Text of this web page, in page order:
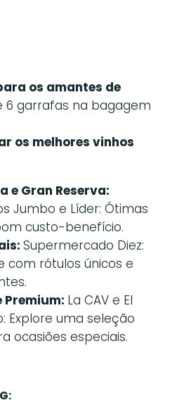
os amantes de
6 garrafas na bagagem
os melhores vinhos
e Gran Reserva:
Jumbo e Líder: Ótimas
custo-benefício.
Supermercado Diez:
com rótulos únicos e
Premium: La CAV e El
Explore uma seleção
ocasiões especiais.